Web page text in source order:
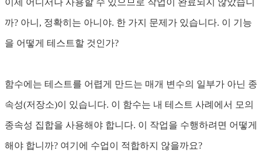
이제 어디서나 사용할 수 있으므로 작업이 완료되지 않았습니
까? 아니, 정확히는 아니야. 한 가지 문제가 있습니다. 이 기능
을 어떻게 테스트할 것인가?
함수에는 테스트를 어렵게 만드는 매개 변수의 일부가 아닌 종
속성(저장소)이 있습니다. 이 함수는 내 테스트 사례에서 모의 ​​
종속성 집합을 사용해야 합니다. 이 작업을 수행하려면 어떻게
해야 합니까? 여기에 수업이 적합하지 않을까요?